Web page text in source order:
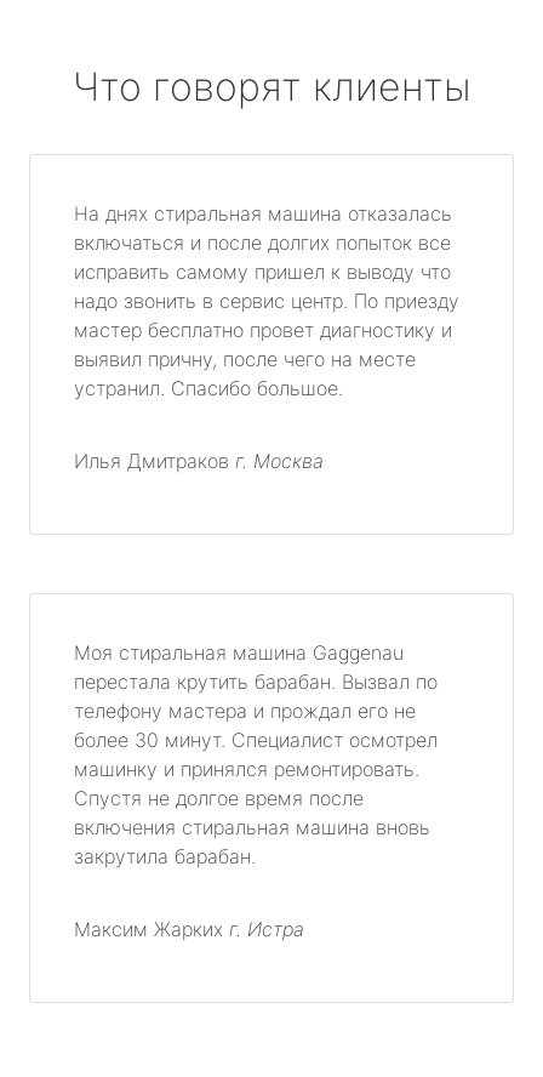
Что говорят клиенты
На днях стиральная машина отказалась
включаться и после долгих попыток все
исправить самому пришел к выводу что
надо звонить в сервис центр. По приезду
мастер бесплатно провет диагностику и
выявил причну, после чего на месте
устранил. Спасибо большое.
Илья Дмитраков г. Москва
Моя стиральная машина Gaggenau
перестала крутить барабан. Вызвал по
телефону мастера и прождал его не
более 30 минут. Специалист осмотрел
машинку и принялся ремонтировать.
Спустя не долгое время после
включения стиральная машина вновь
закрутила барабан.
Максим Жарких г. Истра